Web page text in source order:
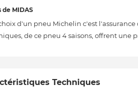
de MIDAS
d'un pneu Michelin c'est
de ce pneu 4 saisons, offrent une
Techniques